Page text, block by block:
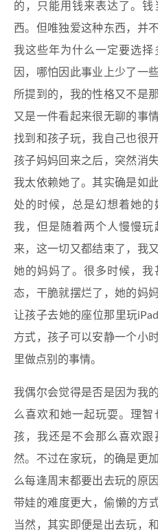
的，只能用钱来表达了。
西。但唯独爱这种东西，并
我这些年为什么一定要选
因，哪怕因此事业上少了一
所提到的，我的性格又不是
又是一件看起来很无聊的事
找到和孩子玩，我自己也很
孩子妈妈回来之后，突然消
我太依赖她了。其实确是如
处的时候，总是幻想着她
我，但是随着两个人慢慢玩
来，这一切又都结束了，我
她的妈妈了。很多时候，
态，干脆就摆烂了，她的妈
让孩子去她的座位那里玩
方式，孩子可以安静一个小
里做点别的事情。
我偶尔会觉得是否是因为我
么喜欢和她一起玩耍。理
孩，我还是不会那么喜欢
然。不过在家玩，的确是更
么每逢周末都要出去玩的原
带娃的难度更大，偷懒的方
当然，其实即便是出去玩，